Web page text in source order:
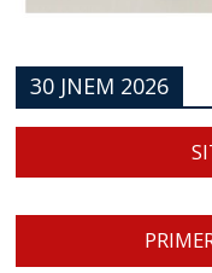
30 JNEM 2026